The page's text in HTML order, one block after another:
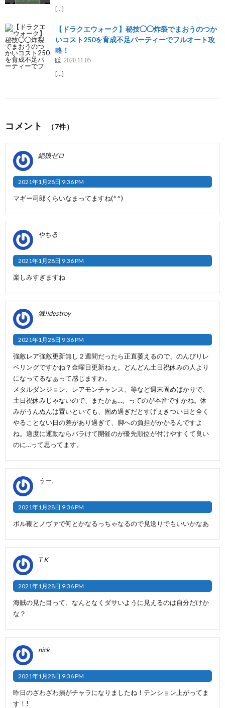
[…]
【ドラクエウォーク】秘技◯◯炸裂でまおうのつか
いコスト250を育成不足パーティーでフルオート攻
略！
2020.11.05
[…]
コメント （7件）
絶狼ゼロ
2021年1月28日 9:36 PM
マギー司郎くらいなまってますね(^^)
やちる
2021年1月28日 9:36 PM
楽しみすぎますね
滅!!destroy
2021年1月28日 9:36 PM
強敵レア強敵更新無し２週間だったら正直萎えるので、のんびりレ
ベリングですかね？金曜日更新ねぇ。どんどん土日祝休みの人より
になってるなぁって感じますわ。
メタルダンジョン、レアモンチャンス、等など週末固めばかりで、
土日祝休みじゃないので、またかぁ…。ってのが本音ですかね。休
みがうんぬんは置いといても、固め過ぎだとすげぇきつい日と全く
やることない日の差があり過ぎて、脚への負担がかかるんですよ
ね。適度に運動ならバラけて開催のが優先順位が付けやすくて良い
のに…って思ってます。
うー。
2021年1月28日 9:36 PM
ボル鞭とノヴァで何とかなるっちゃなるので見送りでもいいかなあ
T K
2021年1月28日 9:36 PM
海賊の見た目って、なんとなくダサいように見えるのは自分だけか
な？
nick
2021年1月28日 9:36 PM
昨日のざわざわ損がチャラになりましたね！テンション上がってま
す！!